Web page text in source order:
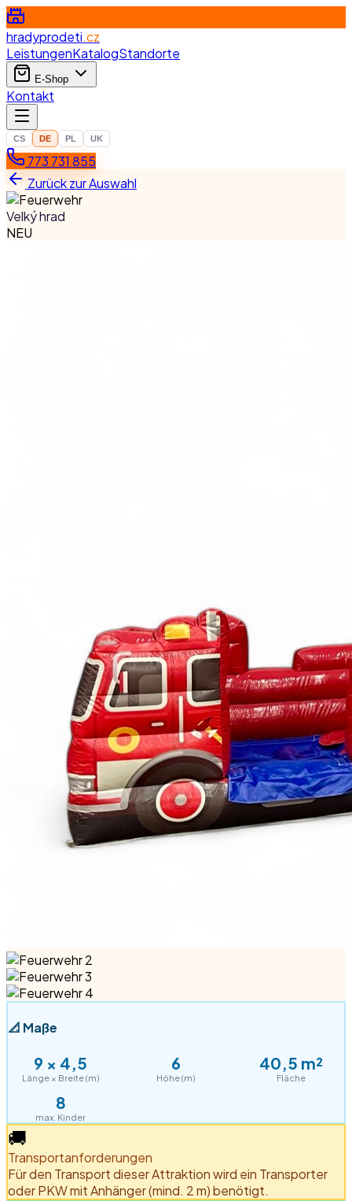
hradyprodeti.cz
LeistungenKatalogStandorte
E-Shop
Kontakt
CS DE PL UK
773 731 855
Zurück zur Auswahl
Velký hrad
NEU
📐 Maße
9 × 4,5
Länge × Breite (m)
6
Höhe (m)
40,5 m²
Fläche
8
max. Kinder
🚚
Transportanforderungen
Für den Transport dieser Attraktion wird ein Transporter
oder PKW mit Anhänger (mind. 2 m) benötigt.